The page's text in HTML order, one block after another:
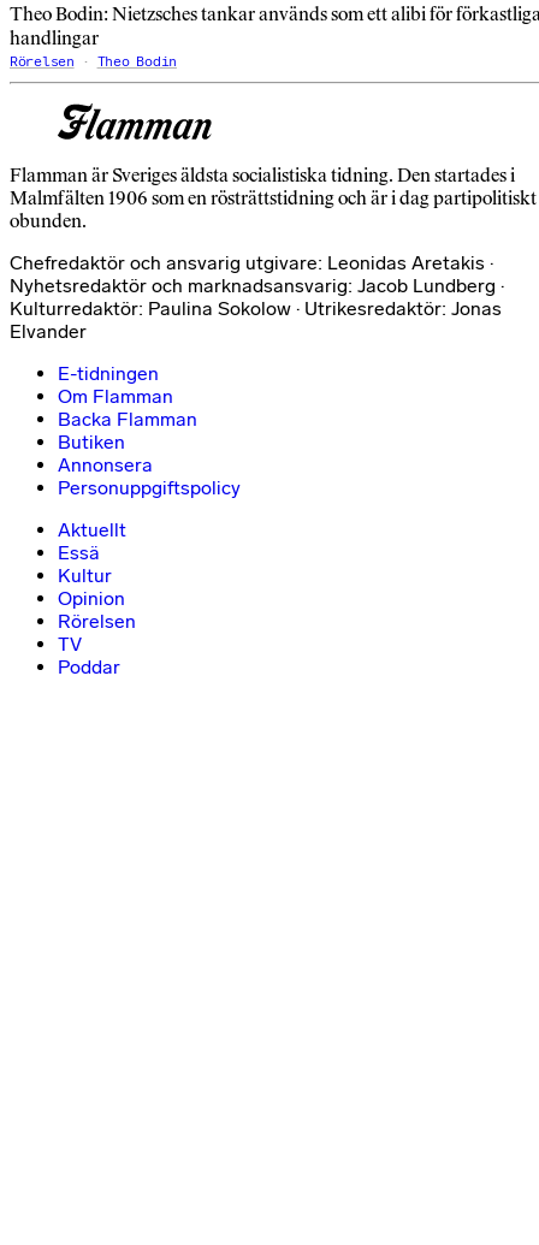
Theo Bodin: Nietzsches tankar används som ett alibi för
handlingar
Rörelsen Theo Bodin
Flamman är Sveriges äldsta socialistiska tidning. Den startades i
Malmfälten 1906 som en rösträttstidning och är i dag partipolitiskt
obunden.
Chefredaktör och ansvarig utgivare: Leonidas Aretakis ·
Nyhetsredaktör och marknadsansvarig: Jacob Lundberg ·
Kulturredaktör: Paulina Sokolow · Utrikesredaktör: Jonas
Elvander
E-tidningen
Om Flamman
Backa Flamman
Butiken
Annonsera
Personuppgiftspolicy
Aktuellt
Essä
Kultur
Opinion
Rörelsen
TV
Poddar